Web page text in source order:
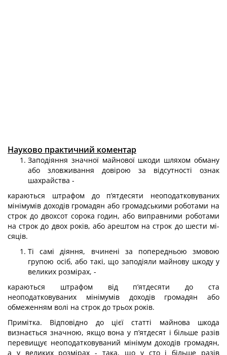
Науково практичний коментар
Заподіяння значної майнової шкоди шляхом обману
або зловживання дові­рою за відсутності ознак
шахрайства -
караються штрафом до п’ятдесяти неоподатковуваних
мінімумів доходів громадян або громадськими роботами на
строк до двохсот сорока годин, або ви­правними роботами
на строк до двох років, або арештом на строк до шести мі­
сяців.
Ті самі діяння, вчинені за попередньою змовою
групою осіб, або такі, що заподіяли майнову шкоду у
великих розмірах, -
караються штрафом від п’ятдесяти до ста
неоподатковуваних мінімумів до­ходів громадян або
обмеженням волі на строк до трьох років.
Примітка. Відповідно до цієї статті майнова шкода
визнається значною, якщо вона у п’ятдесят і більше разів
перевищує неоподатковуваний мінімум до­ходів громадян,
а у великих розмірах - така, що у сто і більше разів